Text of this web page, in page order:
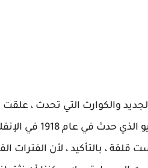
والكوارث التي تحدث ،
جداول انقلبت ،
قلقة ، بالتأكيد ، لأن